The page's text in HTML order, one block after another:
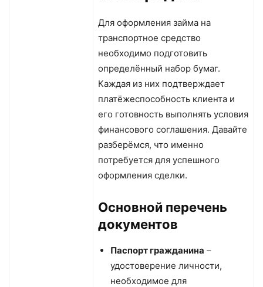
Для оформления займа на
транспортное средство
необходимо подготовить
определённый набор бумаг.
Каждая из них подтверждает
платёжеспособность клиента и
его готовность выполнять условия
финансового соглашения. Давайте
разберёмся, что именно
потребуется для успешного
оформления сделки.
Основной перечень
документов
Паспорт гражданина –
удостоверение личности,
необходимое для